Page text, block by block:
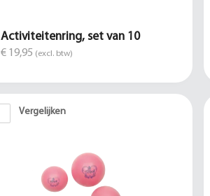
Activiteitenring, set van 10
€ 19,95 (excl. btw)
Vergelijken